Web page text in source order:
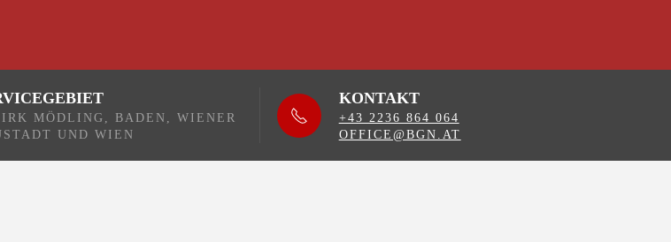
MÖDLING, BADEN, WIENER
UND WIEN
KONTAKT
+43 2236 864 064
OFFICE@BGN.AT